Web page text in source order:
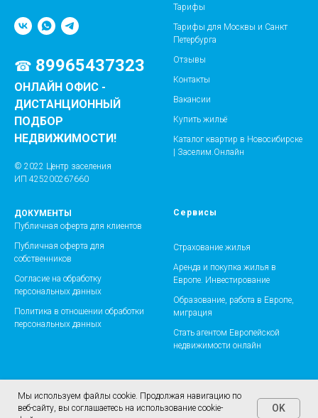
☎ 89965437323
ОНЛАЙН ОФИС -
ДИСТАНЦИОННЫЙ
ПОДБОР
НЕДВИЖИМОСТИ!
© 2022 Центр заселения
ИП 425200267660
Тарифы
Тарифы для Москвы и Санкт
Петербурга
Отзывы
Контакты
Вакансии
Купить жильё
Каталог квартир в Новосибирске
| Заселим.Онлайн
ДОКУМЕНТЫ
Публичная оферта для клиентов
Публичная оферта для
собственников
Согласие на обработку
персональных данных
Политика в отношении обработки
персональных данных
Сервисы
Страхование жилья
Аренда и покупка жилья в
Европе. Инвестирование
Образование, работа в Европе,
миграция
Стать агентом Европейской
недвижимости онлайн
Мы используем файлы cookie. Продолжая навигацию по
веб-сайту, вы соглашаетесь на использование cookie-
OK